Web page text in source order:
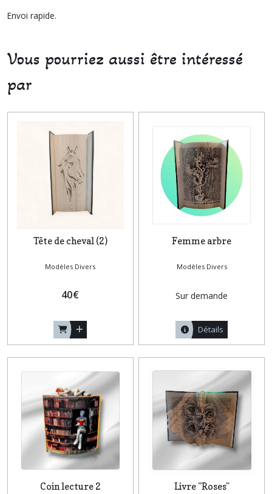
Envoi rapide.
Vous pourriez aussi être intéressé
par
Tête de cheval (2)
Modèles Divers
40€
Femme arbre
Modèles Divers
Sur demande
Détails
Coin lecture 2 Livre "Roses"